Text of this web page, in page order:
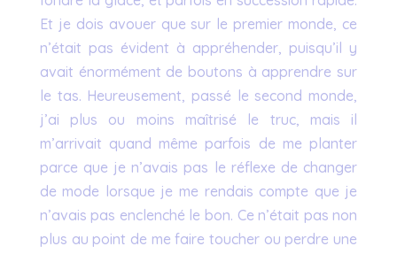
Et je dois avouer que sur le premier monde, ce
n’était pas évident à appréhender, puisqu’il y
avait énormément de boutons à apprendre sur
le tas. Heureusement, passé le second monde,
j’ai plus ou moins maîtrisé le truc, mais il
m’arrivait quand même parfois de me planter
parce que je n’avais pas le réflexe de changer
de mode lorsque je me rendais compte que je
n’avais pas enclenché le bon. Ce n’était pas non
plus au point de me faire toucher ou perdre une